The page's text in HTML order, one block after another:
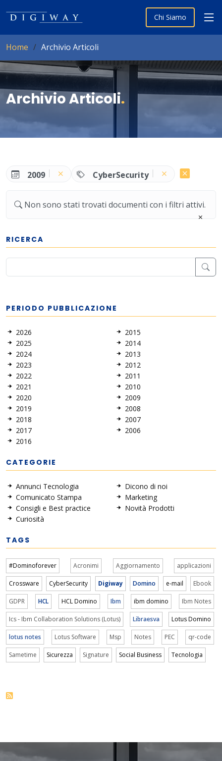
Chi Siamo
Home Archivio Articoli
Archivio Articoli.
2009 CyberSecurity
Non sono stati trovati documenti con i filtri attivi.
RICERCA
PERIODO PUBBLICAZIONE
2026
2025
2024
2023
2022
2021
2020
2019
2018
2017
2016
2015
2014
2013
2012
2011
2010
2009
2008
2007
2006
CATEGORIE
Annunci Tecnologia
Comunicato Stampa
Consigli e Best practice
Curiosità
Dicono di noi
Marketing
Novità Prodotti
TAGS
#Dominoforever Acronimi Aggiornamento applicazioni
Crossware CyberSecurity Digiway Domino e-mail Ebook
GDPR HCL HCL Domino Ibm ibm domino Ibm Notes
Ics - Ibm Collaboration Solutions (Lotus) Libraesva Lotus Domino
lotus notes Lotus Software Msp Notes PEC qr-code
Sametime Sicurezza Signature Social Business Tecnologia